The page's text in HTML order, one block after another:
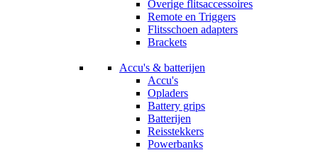
Overige flitsaccessoires
Remote en Triggers
Flitsschoen adapters
Brackets
Accu's & batterijen
Accu's
Opladers
Battery grips
Batterijen
Reisstekkers
Powerbanks